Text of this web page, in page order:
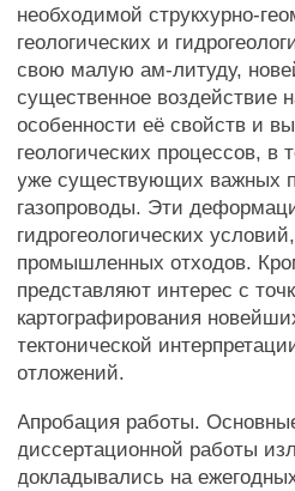
необходимой струкхурно-
геологических и
свою малую ам-литуду,
существенное воздействие
особенности её свойств и
геологических процессов,
уже существующих важных
газопроводы. Эти
гидрогеологических
промышленных отходов.
представляют интерес с
картографирования
тектонической
отложений.
Апробация работы.
диссертационной работы
докладывались на